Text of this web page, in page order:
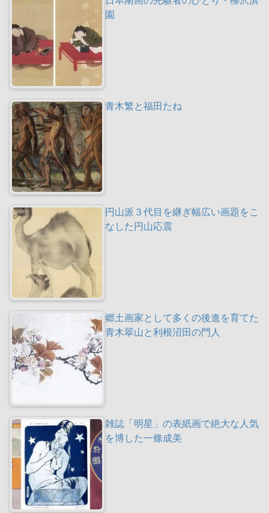
園
青木繁と福田たね
円山派３代目を継ぎ幅広い画題をこ
なした円山応震
郷土画家として多くの後進を育てた
青木翠山と利根沼田の門人
雑誌「明星」の表紙画で絶大な人気
を博した一條成美